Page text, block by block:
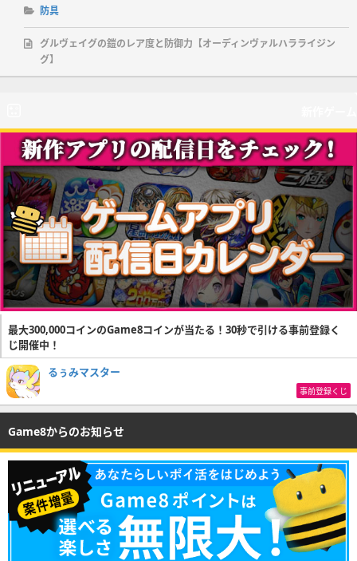
防具
グルヴェイグの鎧のレア度と防御力【オーディンヴァルハラライジン
グ】
最大300,000コインのGame8コインが当たる！30秒で引ける事前登録く
じ開催中！
るぅみマスター
事前登録くじ
Game8からのお知らせ